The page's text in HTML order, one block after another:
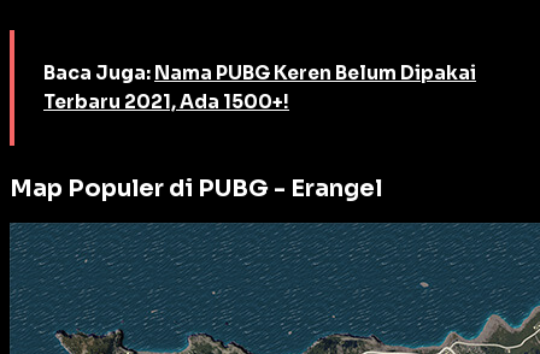
Baca Juga: Nama PUBG Keren Belum Dipakai
Terbaru 2021, Ada 1500+!
Map Populer di PUBG - Erangel